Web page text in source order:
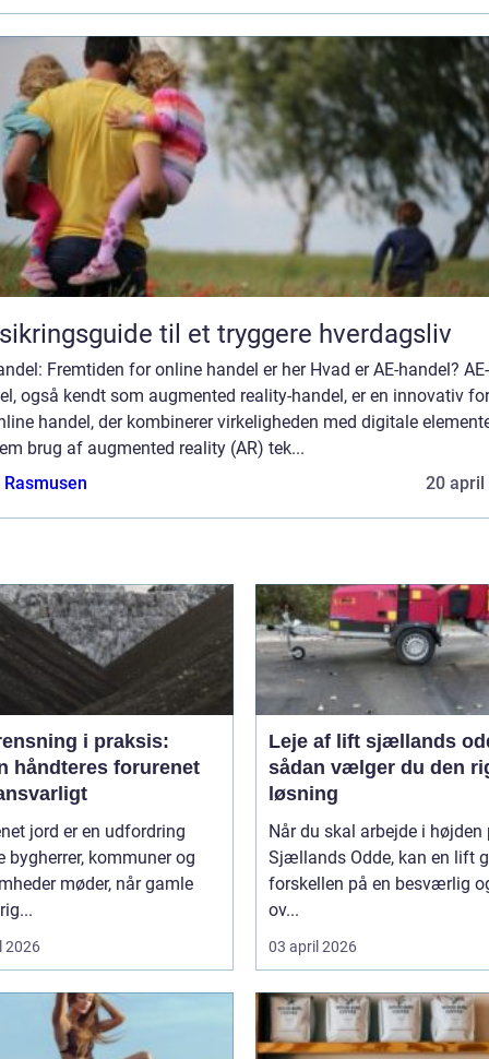
til et tryggere hverdagsliv
Fremtiden for online handel er her Hvad er AE-handel? AE-
også kendt som augmented reality-handel, er en innovativ
handel, der kombinerer virkeligheden med digitale
brug af augmented reality (AR) tek...
20 april
i praksis:
håndteres forurenet
jord er en udfordring
bygherrer, kommuner og
møder, når gamle
2026
Leje af lift sjællands
sådan vælger du den
løsning
Når du skal arbejde i højden
Sjællands Odde, kan en lift
forskellen på en besværlig
ov...
03 april 2026